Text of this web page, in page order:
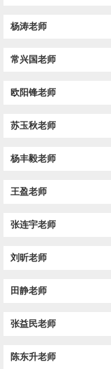
杨涛老师
常兴国老师
欧阳锋老师
苏玉秋老师
杨丰毅老师
王盈老师
张连宇老师
刘昕老师
田静老师
张益民老师
陈东升老师